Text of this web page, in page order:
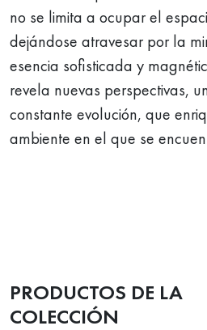
no se limita a ocupar el
dejándose atravesar por la
esencia sofisticada y
revela nuevas perspectivas,
constante evolución, que
ambiente en el que se
PRODUCTOS DE LA
COLECCIÓN